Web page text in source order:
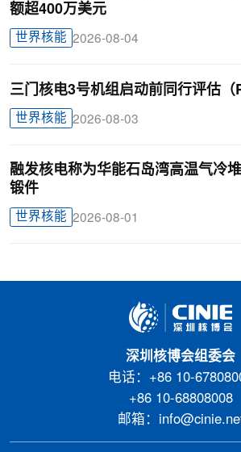
额超400万美元
世界核能 2026-08-04
三门核电3号机组启动前同行评估（
世界核能 2026-08-03
融发核电称为华能石岛湾高温气冷
锻件
世界核能 2026-08-01
深圳核博会组委会
电话：+86 10-
+86 10-68808008
邮箱：